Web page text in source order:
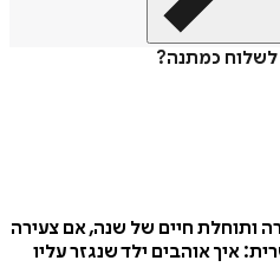
לשלוח כמתנה?
ותוחלת חיים של שנה, אם צעירה
איך אוהבים ילד שנגזר עליו